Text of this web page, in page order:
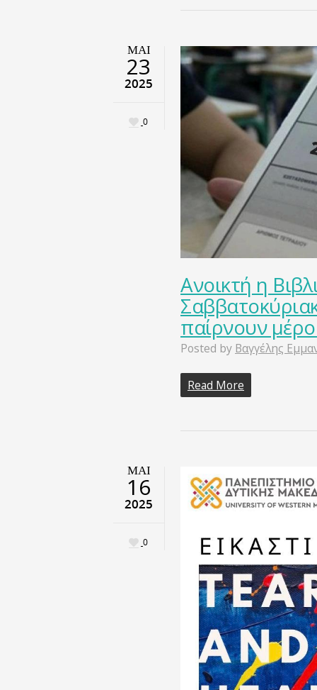
ΜΑΙ
23
2025
0
Ανοικτή η
παίρνουν
Posted by Βαγγέλης
Read More
ΜΑΙ
16
2025
0